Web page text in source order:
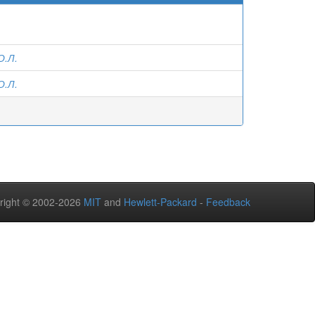
© 2002-2026 MIT and Hewlett-Packard - Feedback